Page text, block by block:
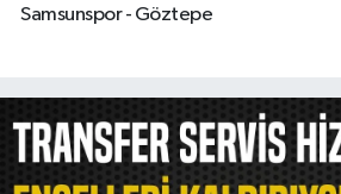
Samsunspor - Göztepe